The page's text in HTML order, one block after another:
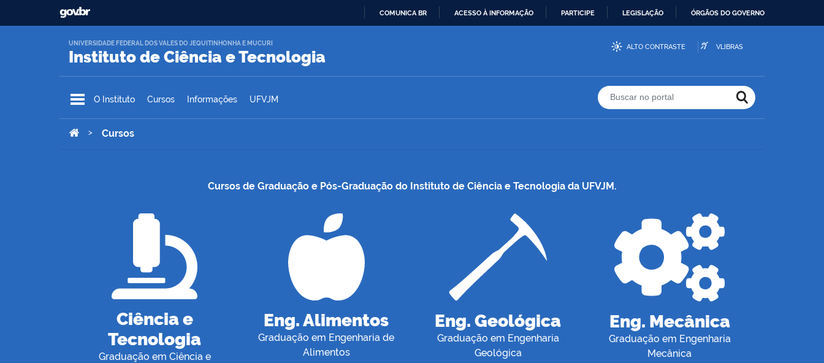
Ir para o conteúdo
CONTEÚDO
COMUNICA BR ACESSO À INFORMAÇÃO PARTICIPE LEGISLAÇÃO ÓRGÃOS DO GOVERNO
UNIVERSIDADE FEDERAL DOS VALES DO JEQUITINHONHA E MUCURI
Instituto de Ciência e Tecnologia
ALTO CONTRASTE VLIBRAS
O Instituto Cursos Informações UFVJM Buscar no portal
Você está aqui:
> Cursos
Cursos de Graduação e Pós-Graduação do Instituto de Ciência e Tecnologia da UFVJM.
Ciência e
Tecnologia
Graduação em Ciência e
Eng. Alimentos
Graduação em Engenharia de
Alimentos
Eng. Geológica
Graduação em Engenharia
Geológica
Eng. Mecânica
Graduação em Engenharia
Mecânica